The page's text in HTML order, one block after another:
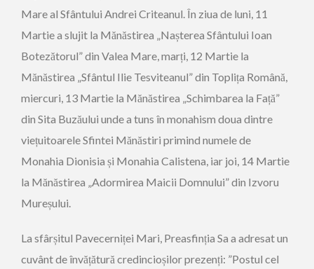
Mare al Sfântului Andrei Criteanul. În ziua de luni, 11
Martie a slujit la Mănăstirea „Nașterea Sfântului Ioan
Botezătorul” din Valea Mare, marți, 12 Martie la
Mănăstirea „Sfântul Ilie Tesviteanul” din Toplița Română,
miercuri, 13 Martie la Mănăstirea „Schimbarea la Față”
din Sita Buzăului unde a tuns în monahism doua dintre
viețuitoarele Sfintei Mănăstiri primind numele de
Monahia Dionisia și Monahia Calistena, iar joi, 14 Martie
la Mănăstirea „Adormirea Maicii Domnului” din Izvoru
Mureșului.
La sfârșitul Pavecerniței Mari, Preasfinția Sa a adresat un
cuvânt de învățătură credincioșilor prezenți: ”Postul cel